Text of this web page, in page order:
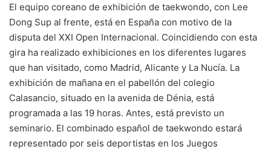
El equipo coreano de exhibición de taekwondo, con Lee
Dong Sup al frente, está en España con motivo de la
disputa del XXI Open Internacional. Coincidiendo con esta
gira ha realizado exhibiciones en los diferentes lugares
que han visitado, como Madrid, Alicante y La Nucía. La
exhibición de mañana en el pabellón del colegio
Calasancio, situado en la avenida de Dénia, está
programada a las 19 horas. Antes, está previsto un
seminario. El combinado español de taekwondo estará
representado por seis deportistas en los Juegos